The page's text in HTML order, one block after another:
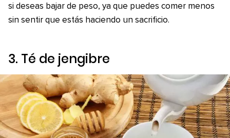
si deseas bajar de peso, ya que puedes comer menos
sin sentir que estás haciendo un sacrificio.
3. Té de jengibre